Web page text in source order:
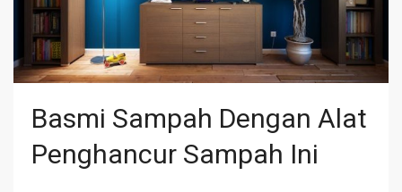
Basmi Sampah Dengan Alat
Penghancur Sampah Ini